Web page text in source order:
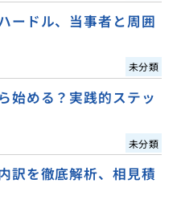
ードル、当事者と周囲
未分類
始める？実践的ステッ
未分類
訳を徹底解析、相見積